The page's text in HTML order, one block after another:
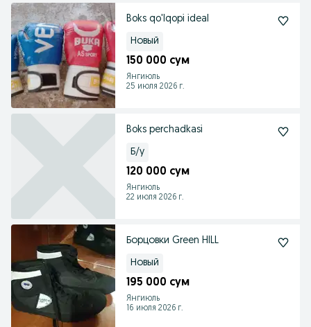
Boks qo'lqopi ideal
Новый
150 000 сум
Янгиюль
25 июля 2026 г.
Boks perchadkasi
Б/у
120 000 сум
Янгиюль
22 июля 2026 г.
Борцовки Green HILL
Новый
195 000 сум
Янгиюль
16 июля 2026 г.